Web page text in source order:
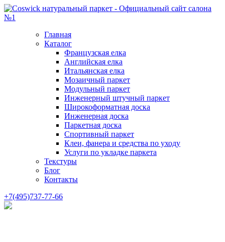
Главная
Каталог
Французская елка
Английская елка
Итальянская елка
Мозаичный паркет
Модульный паркет
Инженерный штучный паркет
Широкоформатная доска
Инженерная доска
Паркетная доска
Спортивный паркет
Клеи, фанера и средства по уходу
Услуги по укладке паркета
Текстуры
Блог
Контакты
+7(495)737-77-66